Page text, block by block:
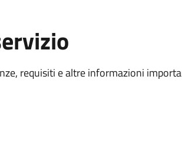
requisiti e altre informazioni